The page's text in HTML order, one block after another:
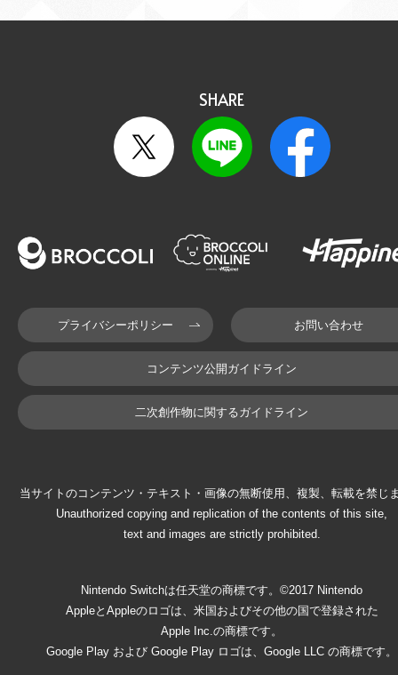
SHARE
プライバシーポリシー お問い合わせ
コンテンツ公開ガイドライン
二次創作物に関するガイドライン
当サイトのコンテンツ・テキスト・画像の無断使用、複製、転載を禁じ
Unauthorized copying and replication of the contents of this site,
text and images are strictly prohibited.
Nintendo Switchは任天堂の商標です。©2017 Nintendo
AppleとAppleのロゴは、米国およびその他の国で登録された
Apple Inc.の商標です。
Google Play および Google Play ロゴは、Google LLC の商標です。